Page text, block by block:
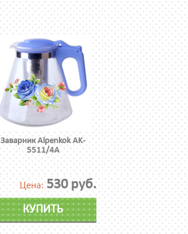
Заварник Alpenkok AK-
5511/4А
Цена: 530 руб.
КУПИТЬ